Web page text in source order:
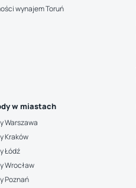
wynajem Toruń
w miastach
Warszawa
Kraków
Łódź
Wrocław
Poznań